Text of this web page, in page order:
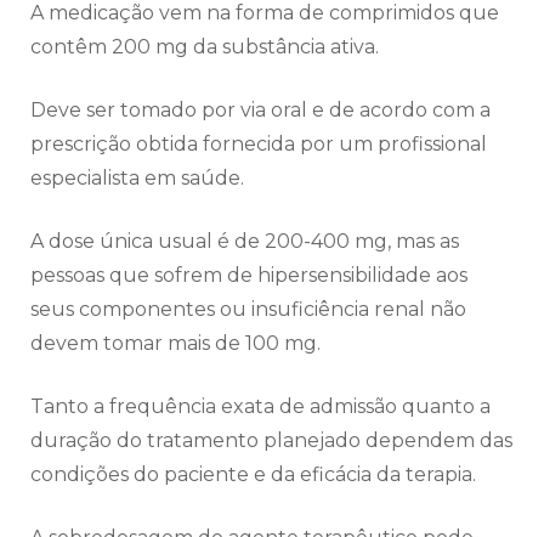
A medicação vem na forma de comprimidos que
contêm 200 mg da substância ativa.
Deve ser tomado por via oral e de acordo com a
prescrição obtida fornecida por um profissional
especialista em saúde.
A dose única usual é de 200-400 mg, mas as
pessoas que sofrem de hipersensibilidade aos
seus componentes ou insuficiência renal não
devem tomar mais de 100 mg.
Tanto a frequência exata de admissão quanto a
duração do tratamento planejado dependem das
condições do paciente e da eficácia da terapia.